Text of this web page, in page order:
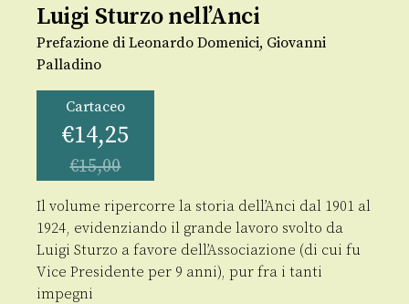
Luigi Sturzo nell’Anci
Prefazione di Leonardo Domenici, Giovanni
Palladino
Cartaceo
€14,25
€15,00
Il volume ripercorre la storia dell’Anci dal 1901 al
1924, evidenziando il grande lavoro svolto da
Luigi Sturzo a favore dell’Associazione (di cui fu
Vice Presidente per 9 anni), pur fra i tanti
impegni